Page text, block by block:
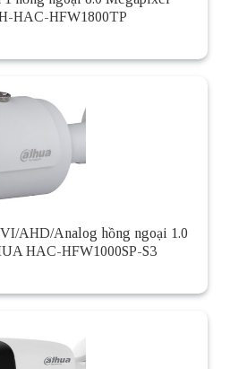
HAC-HFW1800TP
AHD/Analog hồng ngoại 1.0
HAC-HFW1000SP-S3